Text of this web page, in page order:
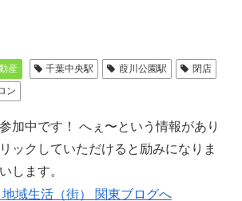
産 千葉中央駅 葭川公園駅
閉店
ン
加中です！ へぇ〜という情報があり
ックしていただけると励みになりま
します。